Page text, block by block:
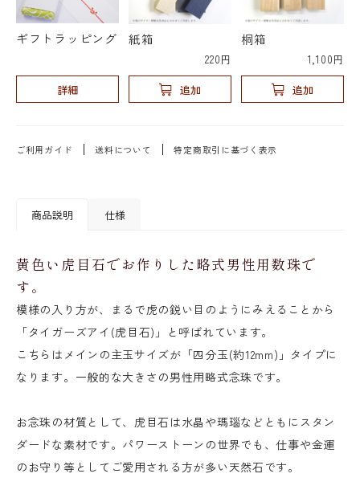
ギフトラッピング
詳細
紙箱
220円
追加
桐箱
1,100円
追加
ご利用ガイド 送料について 特定商取引に基づく表示
商品説明 仕様
黄色い虎目石でお作りした略式男性用数珠で
す。
模様の入り方が、まるで虎の鋭い目のようにみえることから
「タイガーズアイ(虎目石)」と呼ばれています。
こちらはメインの主玉サイズが「四分玉(約12mm)」タイプに
なります。一般的な大きさの男性用略式念珠です。
お念珠の材質として、虎目石は水晶や瑪瑙などともにスタン
ダードな素材です。パワーストーンの世界でも、仕事や金運
のお守り等としてご愛用される方が多い天然石です。